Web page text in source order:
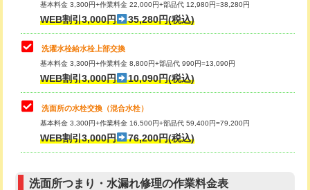
排水管工事（排水管工事/3ｍまで） 55,000円
排水管工事（追加 排水管工事/3ｍ超
え）
マス交換（土の掘削・埋め戻し作業）
マス交換（深さ50㎝未満）
マス交換（深さ50㎝以上）
その他部品の脱着
交換・取付（タンク）
交換・取付(単水栓（壁付・デッキ
式）)
交換・取付(混合水栓（壁付・デッキ
式・ワンホール）)
16,500円+材料費
（P/S/ポップアップ））
基本料金 3,300円+作業料金 22,000円+部品代 12,980円=38,280円
WEB割引3,000円 35,280円(税込)
洗濯水栓給水栓上部交換
基本料金 3,300円+作業料金 8,800円+部品代 990円=13,090円
WEB割引3,000円 10,090円(税込)
洗面所の水栓交換（混合水栓）
基本料金 3,300円+作業料金 16,500円+部品代 59,400円=79,200円
WEB割引3,000円 76,200円(税込)
洗面所つまり・水漏れ修理の作業料金表